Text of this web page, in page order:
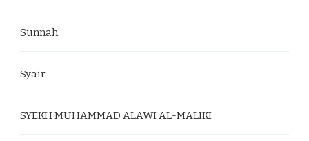
Sunnah
Syair
SYEKH MUHAMMAD ALAWI AL-MALIKI